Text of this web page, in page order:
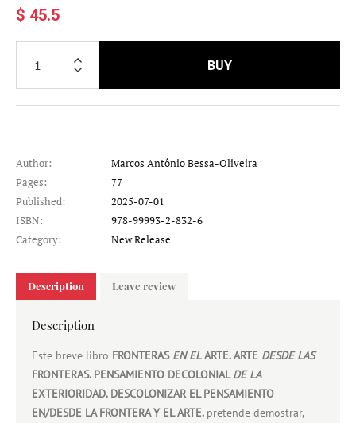
$ 45.5
BUY
Author:
Marcos Antônio Bessa-Oliveira
Pages:
77
Published:
2025-07-01
ISBN:
978-99993-2-832-6
Category:
New Release
Description Leave review
Description
Este breve libro FRONTERAS EN ELARTE. ARTE DESDE LAS
FRONTERAS. PENSAMIENTO DECOLONIALDE LA
EXTERIORIDAD. DESCOLONIZAR EL PENSAMIENTO
EN/DESDE LA FRONTERA Y EL ARTE. pretende demostrar,